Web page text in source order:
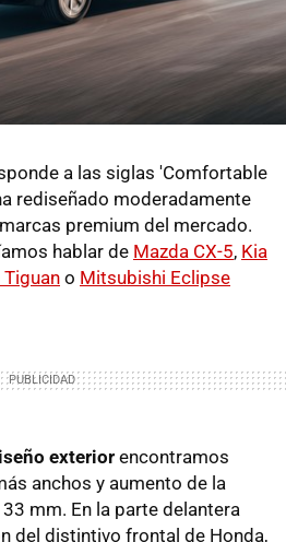
a las siglas 'Comfortable
rediseñado moderadamente
premium del mercado.
hablar de Mazda CX-5, Kia
o Mitsubishi Eclipse
exterior encontramos
anchos y aumento de la
mm. En la parte delantera
del distintivo frontal de Honda,